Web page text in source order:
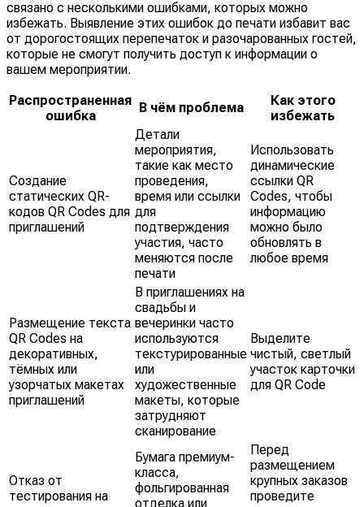
связано с несколькими ошибками, которых можно
избежать. Выявление этих ошибок до печати избавит вас
от дорогостоящих перепечаток и разочарованных гостей,
которые не смогут получить доступ к информации о
вашем мероприятии.
Распространенная
ошибка
В чём проблема
Как этого
избежать
Создание
статических QR-
кодов QR Codes для
приглашений
Детали
мероприятия,
такие как место
проведения,
время или ссылки
для
подтверждения
участия, часто
меняются после
печати
Использовать
динамические
ссылки QR
Codes, чтобы
информацию
можно было
обновлять в
любое время
Размещение текста
QR Codes на
декоративных,
тёмных или
узорчатых макетах
приглашений
В приглашениях на
свадьбы и
вечеринки часто
используются
текстурированные
или
художественные
макеты, которые
затрудняют
сканирование
Выделите
чистый, светлый
участок карточки
для QR Code
Отказ от
тестирования на
Бумага премиум-
класса,
фольгированная
отделка или
Перед
размещением
крупных заказов
проведите